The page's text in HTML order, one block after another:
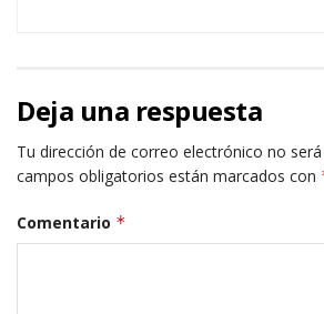
Deja una respuesta
Tu dirección de correo electrónico no será
campos obligatorios están marcados con
Comentario *